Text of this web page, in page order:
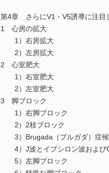
第4章 さらにV1・V5誘導に注目
1 心房の拡大
1）右房拡大
2）左房拡大
2 心室肥大
1）右室肥大
2）左室肥大
3 脚ブロック
1）右脚ブロック
2）2枝ブロック
3）Brugada（ブルガダ）症
4）J波とイプシロン波および
5）左脚ブロック